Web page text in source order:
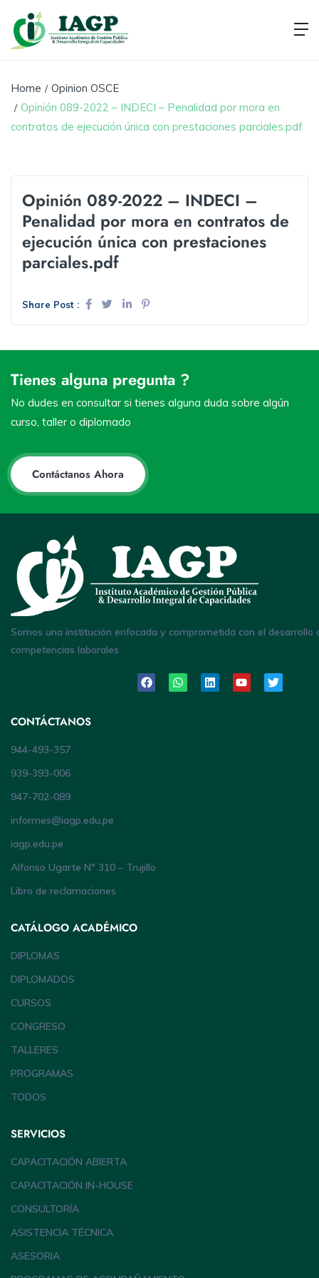
Home
Opinion OSCE
Opinión 089-2022 – INDECI – Penalidad por mora en
contratos de ejecución única con prestaciones parciales.pdf
Opinión 089-2022 – INDECI –
Penalidad por mora en contratos de
ejecución única con prestaciones
parciales.pdf
Share Post :
Tienes alguna pregunta ?
No dudes en consultar si tienes alguna duda sobre algún
curso, taller o diplomado
Contáctanos Ahora
Somos una institución enfocada y comprometida con el desarrollo
competencias laborales
CONTÁCTANOS
944-493-357
939-393-006
947-702-089
informes@iagp.edu.pe
iagp.edu.pe
Alfonso Ugarte Nº 310 – Trujillo
Libro de reclamaciones
CATÁLOGO ACADÉMICO
DIPLOMAS
DIPLOMADOS
CURSOS
CONGRESO
TALLERES
PROGRAMAS
TODOS
SERVICIOS
CAPACITACIÓN ABIERTA
CAPACITACIÓN IN-HOUSE
CONSULTORÍA
ASISTENCIA TÉCNICA
ASESORIA